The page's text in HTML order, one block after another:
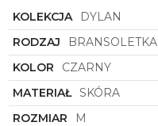
KOLEKCJA
DYLAN
RODZAJ
BRANSOLETKA
KOLOR
CZARNY
MATERIAŁ SKÓRA
ROZMIAR
M